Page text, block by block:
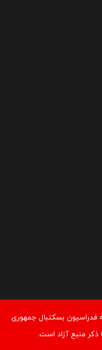
بسکتبال جمهوری
ذكر منبع آزاد است.